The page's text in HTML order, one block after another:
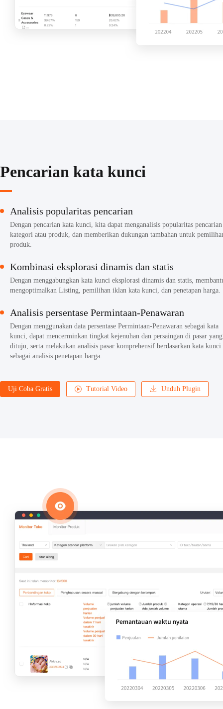
Pencarian kata kunci
Analisis popularitas pencarian
Dengan pencarian kata kunci, kita dapat menganalisis popularitas pencarian
kategori atau produk, dan memberikan dukungan tambahan untuk
produk.
Kombinasi eksplorasi dinamis dan statis
Dengan menggabungkan kata kunci eksplorasi dinamis dan statis,
mengoptimalkan Listing, pemilihan iklan kata kunci, dan penetapan harga.
Analisis persentase Permintaan-Penawaran
Dengan menggunakan data persentase Permintaan-Penawaran sebagai kata
kunci, dapat mencerminkan tingkat kejenuhan dan persaingan di pasar yang
dituju, serta melakukan analisis pasar komprehensif berdasarkan kata kunci
sebagai analisis penetapan harga.
Uji Coba Gratis Tutorial Video Unduh Plugin